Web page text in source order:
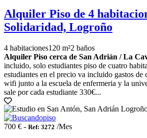
Alquiler Piso de 4
Solidaridad, Logroño
4 habitaciones120 m²2 baños
Alquiler Piso cerca de San Adrián / La
incluido, solo estudiantes piso de cuatro
estudiantes en el precio va incluido gastos de
wifi junto a la escuela de enfermeria y la
sale por cada estudiante 330€...
700 € - Ref: 3272 /Mes